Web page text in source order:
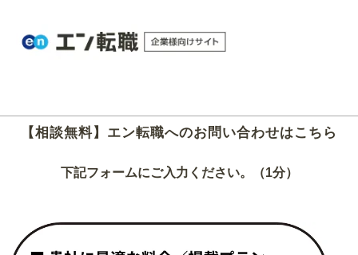
【相談無料】エン転職へのお問い合わせはこちら
下記フォームにご入力ください。（1分）